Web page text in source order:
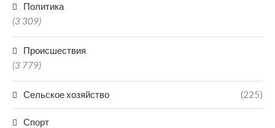
Политика
(3 309)
Происшествия
(3 779)
Сельское хозяйство (225)
Спорт